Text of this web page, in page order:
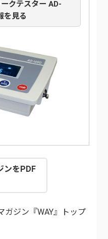
クテスター AD-
を見る
ンをPDF
ガジン『WAY』トップ